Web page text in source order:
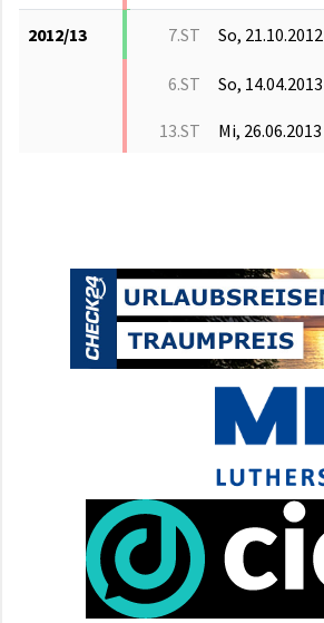
2012/13 7.ST So, 21.10.2012
6.ST So, 14.04.2013
13.ST Mi, 26.06.2013